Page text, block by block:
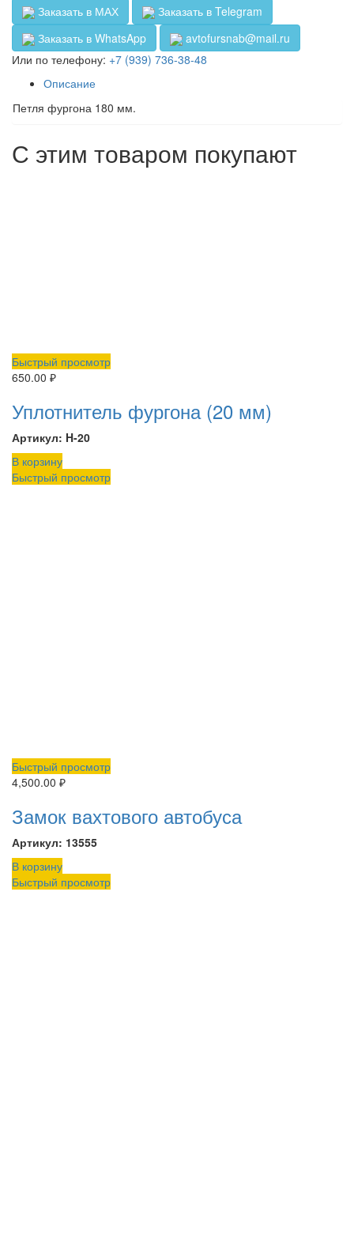
Заказать в МАХ
Заказать в Telegram
Заказать в WhatsApp
avtofursnab@mail.ru
Или по телефону: +7 (939) 736-38-48
Описание
Петля фургона 180 мм.
С этим товаром покупают
Быстрый просмотр
650.00 ₽
Уплотнитель фургона (20 мм)
Артикул: H-20
В корзину
Быстрый просмотр
Быстрый просмотр
4,500.00 ₽
Замок вахтового автобуса
Артикул: 13555
В корзину
Быстрый просмотр